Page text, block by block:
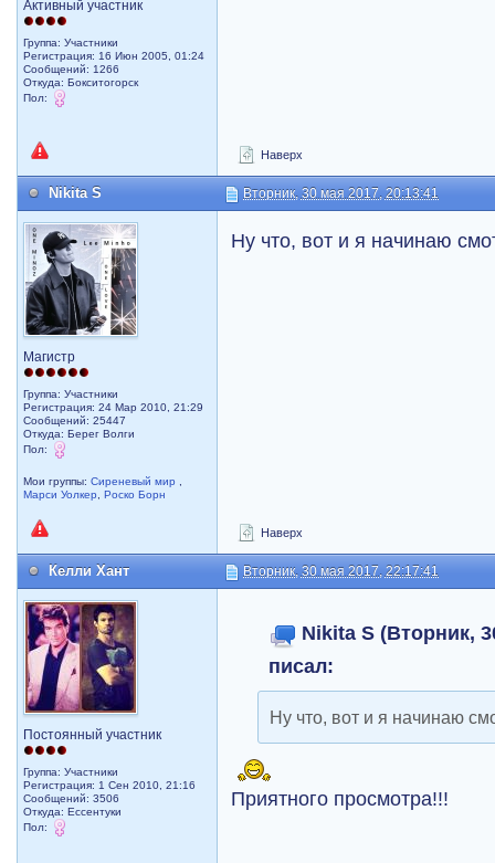
Активный участник
Группа: Участники
Регистрация: 16 Июн 2005, 01:24
Сообщений: 1266
Откуда: Бокситогорск
Пол:
Наверх
Nikita S Вторник, 30 мая 2017, 20:13:41
Магистр
Группа: Участники
Регистрация: 24 Мар 2010, 21:29
Сообщений: 25447
Откуда: Берег Волги
Пол:
Мои группы:Сиреневый мир
Марси Уолкер
,Роско Борн
Ну что, вот и я начинаю
Наверх
Келли Хант Вторник, 30 мая 2017, 22:17:41
Постоянный участник
Группа: Участники
Регистрация: 1 Сен 2010, 21:16
Сообщений: 3506
Откуда: Ессентуки
Пол:
Nikita S (Вторник,
писал:
Ну что, вот и я начинаю
Приятного просмотра!!!